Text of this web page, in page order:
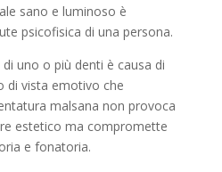
sano e luminoso è
psicofisica di una persona.
di uno o più denti è causa di
di vista emotivo che
malsana non provoca
estetico ma compromette
e fonatoria.